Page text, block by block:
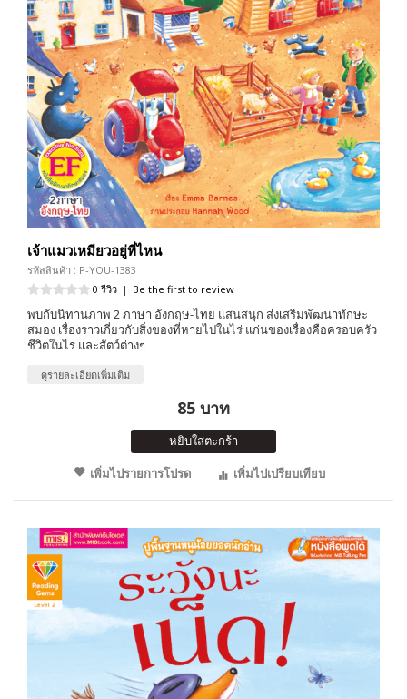
เจ้าแมวเหมียวอยู่ที่ไหน
รหัสสินค้า : P-YOU-1383
0 รีวิว | Be the first to review
พบกับนิทานภาพ 2 ภาษา อังกฤษ-ไทย แสนสนุก ส่งเสริมพัฒนาทักษะ
สมอง เรื่องราวเกี่ยวกับสิ่งของที่หายไปในไร่ แก่นของเรื่องคือครอบครัว
ชีวิตในไร่ และสัตว์ต่างๆ
ดูรายละเอียดเพิ่มเติม
85 บาท
หยิบใส่ตะกร้า
เพิ่มไปรายการโปรด
เพิ่มไปเปรียบเทียบ